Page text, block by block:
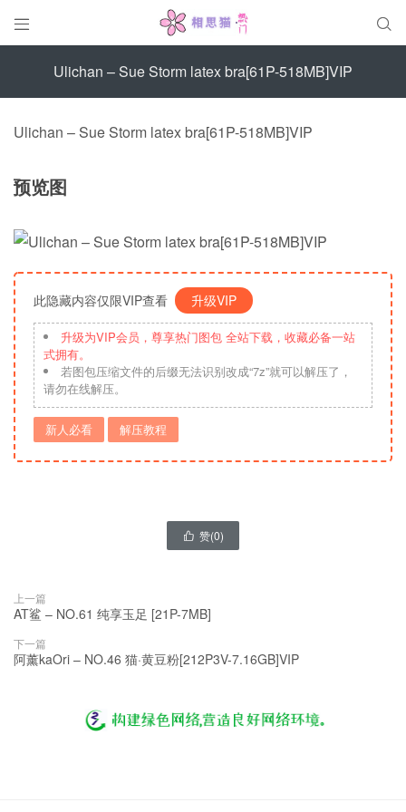
 
Ulichan – Sue Storm latex bra[61P-518MB]VIP
Ulichan – Sue Storm latex bra[61P-518MB]VIP
预览图
此隐藏内容仅限VIP查看 升级VIP
升级为VIP会员，尊享热门图包 全站下载，收藏必备一站
式拥有。
若图包压缩文件的后缀无法识别改成“7z”就可以解压了，
请勿在线解压。
新人必看 解压教程
 赞(0)
上一篇
AT鲨 – NO.61 纯享玉足 [21P-7MB]
下一篇
阿薰kaOri – NO.46 猫·黄豆粉[212P3V-7.16GB]VIP